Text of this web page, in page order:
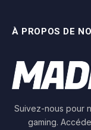
À PROPOS DE
Suivez-nous pour
gaming.